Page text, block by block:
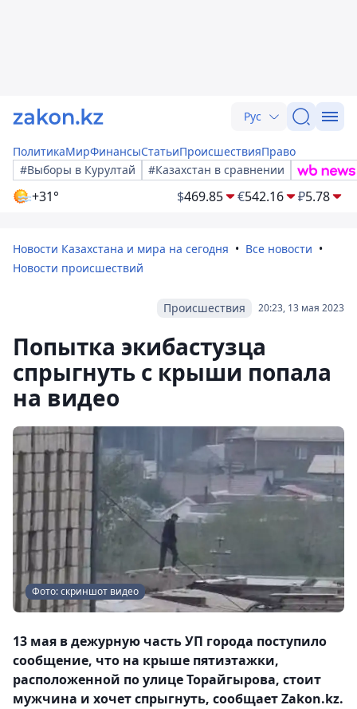
Рус
ПолитикаМирФинансыСтатьиПроисшествияПраво
#Выборы в Курултай
#Казахстан в сравнении
+31° $469.85 €542.16 ₽5.78
Новости Казахстана и мира на сегодня
Все новости
Новости происшествий
20:23, 13 мая 2023
Происшествия
Попытка экибастузца
спрыгнуть с крыши попала
на видео
Фото: скриншот видео
13 мая в дежурную часть УП города поступило
сообщение, что на крыше пятиэтажки,
расположенной по улице Торайгырова, стоит
мужчина и хочет спрыгнуть, сообщает Zakon.kz.